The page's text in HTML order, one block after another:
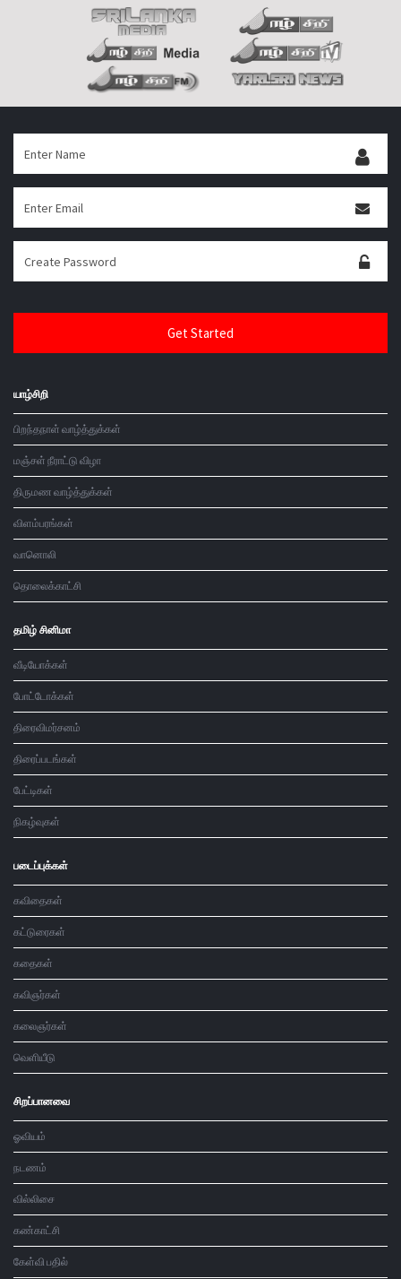
யாழ்சிறி
பிறந்தநாள் வாழ்த்துக்கள்
மஞ்சள் நீராட்டு விழா
திருமண வாழ்த்துக்கள்
விளம்பரங்கள்
வானொலி
தொலைக்காட்சி
தமிழ் சினிமா
வீடியோக்கள்
போட்டோக்கள்
திரைவிமர்சனம்
திரைப்படங்கள்
பேட்டிகள்
நிகழ்வுகள்
படைப்புக்கள்
கவிதைகள்
கட்டுரைகள்
கதைகள்
கவிஞர்கள்
கலைஞர்கள்
வெளியீடு
சிறப்பானவை
ஓவியம்
நடணம்
வில்லிசை
கண்காட்சி
கேள்வி பதில்